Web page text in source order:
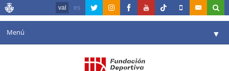
val es
Menú ▼